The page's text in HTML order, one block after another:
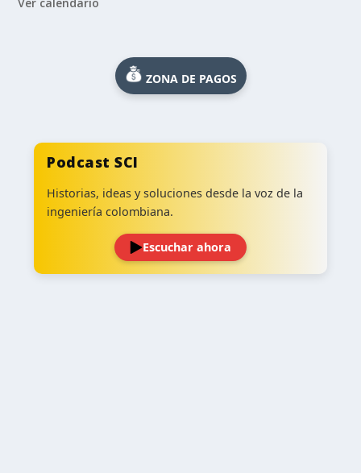
ZONA DE PAGOS
Podcast SCI
Historias, ideas y soluciones desde la voz de la
ingeniería colombiana.
Escuchar ahora